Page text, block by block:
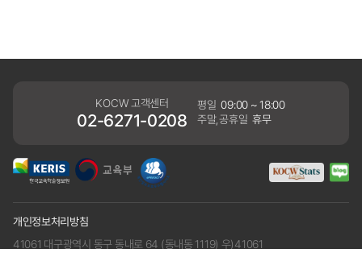
KOCW 고객센터
02-6271-0208
평일 09:00 ~ 18:00
주말,공휴일 휴무
개인정보처리방침
41061 대구광역시 동구 동내로 64 (동내동 1119) 우)41061